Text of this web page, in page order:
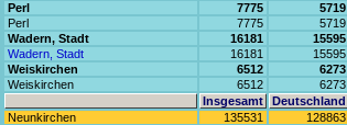
Perl
7775 5719
Perl
7775 5719
Wadern, Stadt
16181 15595
Wadern, Stadt
16181 15595
Weiskirchen
6512 6273
Weiskirchen
6512 6273
Insgesamt
Deutschland
Neunkirchen
135531 128863